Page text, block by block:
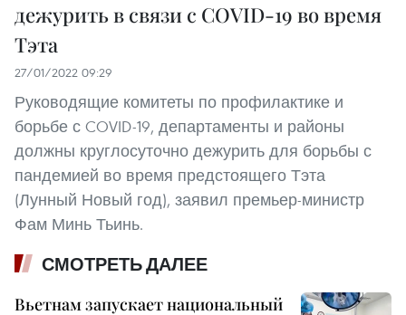
дежурить в связи с COVID-19 во время
Тэта
27/01/2022 09:29
Руководящие комитеты по профилактике и
борьбе с COVID-19, департаменты и районы
должны круглосуточно дежурить для борьбы с
пандемией во время предстоящего Тэта
(Лунный Новый год), заявил премьер-министр
Фам Минь Тьинь.
СМОТРЕТЬ ДАЛЕЕ
Вьетнам запускает национальный